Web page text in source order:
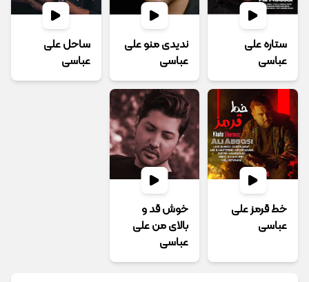
ستاره علی
عباسی
ندیدی منو علی
عباسی
ساحل علی
عباسی
خط قرمز علی
عباسی
خوش قد و
بالای من علی
عباسی